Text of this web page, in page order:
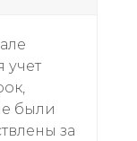
учет
были
за